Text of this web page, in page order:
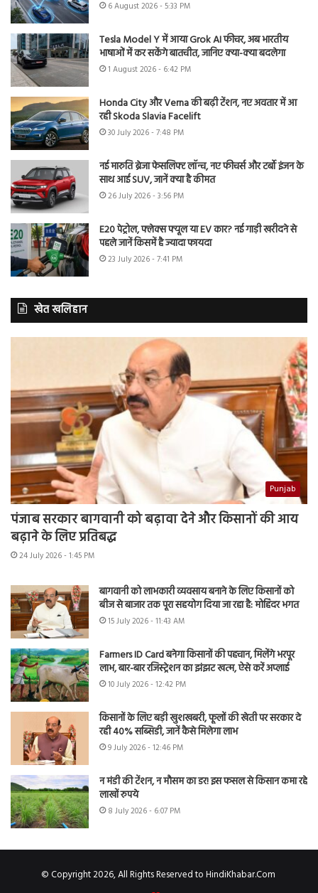
6 August 2026 - 5:33 PM
Tesla Model Y में आया Grok AI फीचर, अब भारतीय
भाषाओं में कर सकेंगे बातचीत, जानिए क्या-क्या बदलेगा
1 August 2026 - 6:42 PM
Honda City और Verna की बढ़ी टेंशन, नए अवतार में आ
रही Skoda Slavia Facelift
30 July 2026 - 7:48 PM
नई मारुति ब्रेजा फेसलिफ्ट लॉन्च, नए फीचर्स और टर्बो इंजन के
साथ आई SUV, जानें क्या है कीमत
26 July 2026 - 3:56 PM
E20 पेट्रोल, फ्लेक्स फ्यूल या EV कार? नई गाड़ी खरीदने से
पहले जानें किसमें है ज्यादा फायदा
23 July 2026 - 7:41 PM
खेत खलिहान
Punjab
पंजाब सरकार बागवानी को बढ़ावा देने और किसानों की आय
बढ़ाने के लिए प्रतिबद्ध
24 July 2026 - 1:45 PM
बागवानी को लाभकारी व्यवसाय बनाने के लिए किसानों को
बीज से बाजार तक पूरा सहयोग दिया जा रहा है: मोहिंदर भगत
15 July 2026 - 11:43 AM
Farmers ID Card बनेगा किसानों की पहचान, मिलेंगे भरपूर
लाभ, बार-बार रजिस्ट्रेशन का झंझट खत्म, ऐसे करें अप्लाई
10 July 2026 - 12:42 PM
किसानों के लिए बड़ी खुशखबरी, फूलों की खेती पर सरकार दे
रही 40% सब्सिडी, जानें कैसे मिलेगा लाभ
9 July 2026 - 12:46 PM
न मंडी की टेंशन, न मौसम का डर! इस फसल से किसान कमा रहे
लाखों रुपये
8 July 2026 - 6:07 PM
© Copyright 2026, All Rights Reserved to HindiKhabar.Com